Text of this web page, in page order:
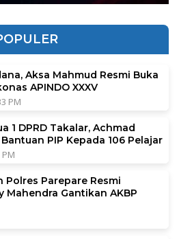
Aksa Mahmud Resmi Buka
APINDO XXXV
PM
1 DPRD Takalar, Achmad
PIP Kepada 106 Pelajar
Parepare Resmi
Mahendra Gantikan AKBP